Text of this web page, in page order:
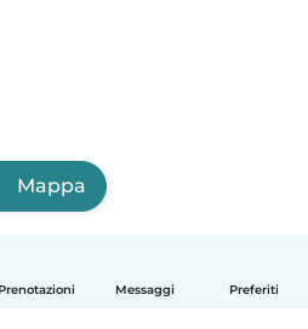
Prenotazioni Messaggi Preferiti
Mappa